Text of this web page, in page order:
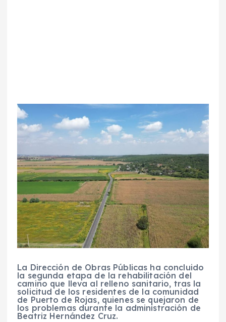
La Dirección de Obras Públicas ha concluido
la segunda etapa de la rehabilitación del
camino que lleva al relleno sanitario, tras la
solicitud de los residentes de la comunidad
de Puerto de Rojas, quienes se quejaron de
los problemas durante la administración de
Beatriz Hernández Cruz.